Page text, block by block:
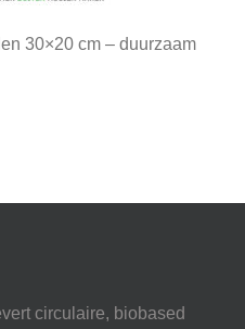
30×20 cm – duurzaam
circulaire, biobased